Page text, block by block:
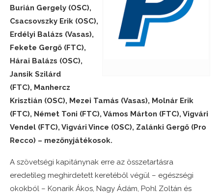
Burián Gergely (OSC),
Csacsovszky Erik (OSC),
Erdélyi Balázs (Vasas),
Fekete Gergő (FTC),
Hárai Balázs (OSC),
Jansik Szilárd
(FTC), Manhercz
Krisztián (OSC), Mezei Tamás (Vasas), Molnár Erik
(FTC), Német Toni (FTC), Vámos Márton (FTC), Vigvári
Vendel (FTC), Vigvári Vince (OSC), Zalánki Gergő (Pro
Recco) – mezőnyjátékosok.
A szövetségi kapitánynak erre az összetartásra
eredetileg meghirdetett keretéből végül – egészségi
okokból – Konarik Ákos, Nagy Ádám, Pohl Zoltán és